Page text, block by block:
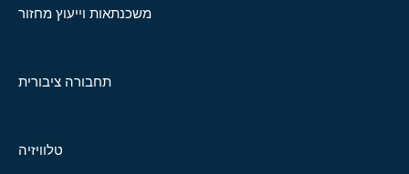
משכנתאות וייעוץ מחזור
תחבורה ציבורית
טלוויזיה